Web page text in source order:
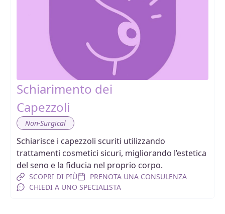
Schiarimento dei
Capezzoli
Non-Surgical
Schiarisce i capezzoli scuriti utilizzando
trattamenti cosmetici sicuri, migliorando l’estetica
del seno e la fiducia nel proprio corpo.
SCOPRI DI PIÙ
PRENOTA UNA CONSULENZA
CHIEDI A UNO SPECIALISTA